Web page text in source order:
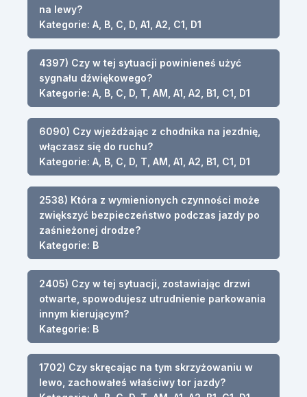
na lewy?
Kategorie: A, B, C, D, A1, A2, C1, D1
4397) Czy w tej sytuacji powinieneś użyć
sygnału dźwiękowego?
Kategorie: A, B, C, D, T, AM, A1, A2, B1, C1, D1
6090) Czy wjeżdżając z chodnika na jezdnię,
włączasz się do ruchu?
Kategorie: A, B, C, D, T, AM, A1, A2, B1, C1, D1
2538) Która z wymienionych czynności może
zwiększyć bezpieczeństwo podczas jazdy po
zaśnieżonej drodze?
Kategorie: B
2405) Czy w tej sytuacji, zostawiając drzwi
otwarte, spowodujesz utrudnienie parkowania
innym kierującym?
Kategorie: B
1702) Czy skręcając na tym skrzyżowaniu w
lewo, zachowałeś właściwy tor jazdy?